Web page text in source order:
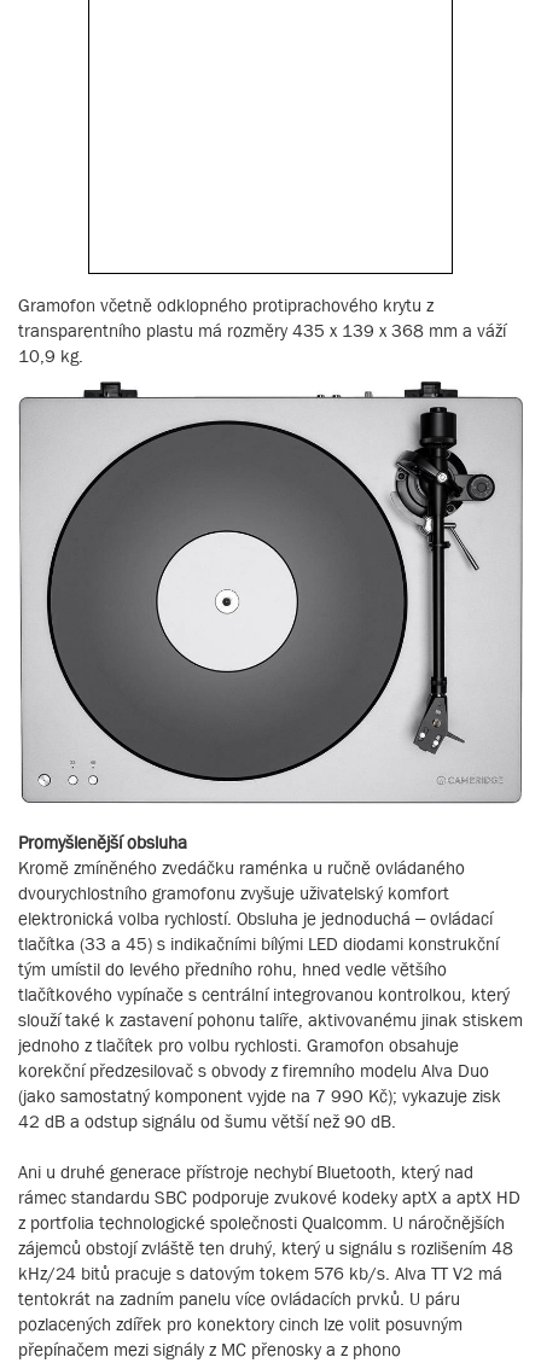
Gramofon včetně odklopného protiprachového krytu z
transparentního plastu má rozměry 435 x 139 x 368 mm a váží
10,9 kg.
Promyšlenější obsluha
Kromě zmíněného zvedáčku raménka u ručně ovládaného
dvourychlostního gramofonu zvyšuje uživatelský komfort
elektronická volba rychlostí. Obsluha je jednoduchá – ovládací
tlačítka (33 a 45) s indikačními bílými LED diodami konstrukční
tým umístil do levého předního rohu, hned vedle většího
tlačítkového vypínače s centrální integrovanou kontrolkou, který
slouží také k zastavení pohonu talíře, aktivovanému jinak stiskem
jednoho z tlačítek pro volbu rychlosti. Gramofon obsahuje
korekční předzesilovač s obvody z firemního modelu Alva Duo
(jako samostatný komponent vyjde na 7 990 Kč); vykazuje zisk
42 dB a odstup signálu od šumu větší než 90 dB.
Ani u druhé generace přístroje nechybí Bluetooth, který nad
rámec standardu SBC podporuje zvukové kodeky aptX a aptX HD
z portfolia technologické společnosti Qualcomm. U náročnějších
zájemců obstojí zvláště ten druhý, který u signálu s rozlišením 48
kHz/24 bitů pracuje s datovým tokem 576 kb/s. Alva TT V2 má
tentokrát na zadním panelu více ovládacích prvků. U páru
pozlacených zdířek pro konektory cinch lze volit posuvným
přepínačem mezi signály z MC přenosky a z phono